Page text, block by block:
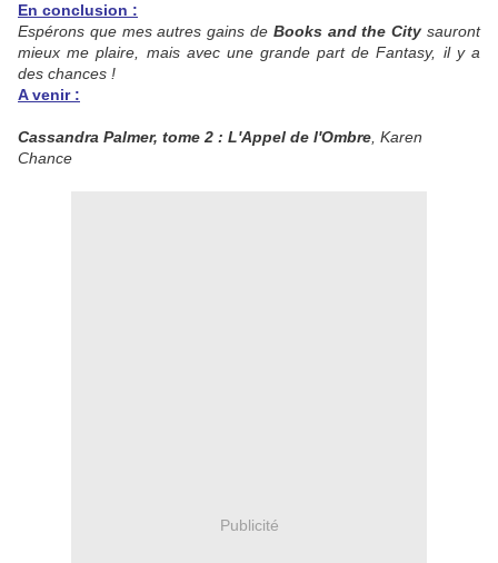
En conclusion :
Espérons que mes autres gains de Books and the Citysauront
mieux me plaire, mais avec une grande part de Fantasy, il y a
des chances !
A venir :
Cassandra Palmer, tome 2 : L'Appel de l'Ombre , Karen
Chance
Publicité